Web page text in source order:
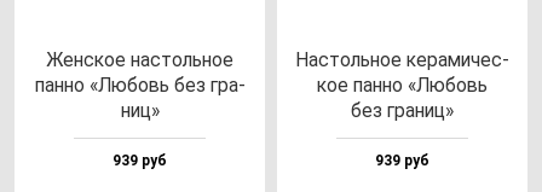
Жен­ское нас­толь­ное
пан­но «Любовь без гра­
ниц»
939 руб
Нас­толь­ное ке­ра­ми­чес­
кое пан­но «Любовь
без гра­ниц»
939 руб